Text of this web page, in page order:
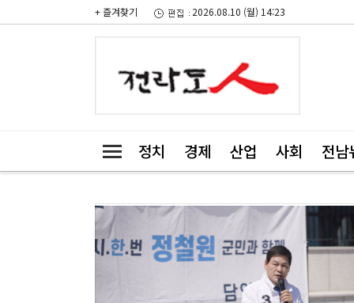
+ 즐겨찾기 2026.08.10 (월) 14:23
정치 경제 산업 사회 전남